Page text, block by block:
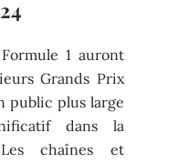
1 auront
Grands Prix
public plus large
dans la
chaînes et